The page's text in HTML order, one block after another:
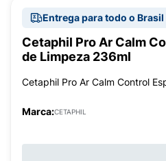
Entrega para todo o Brasil
Cetaphil Pro Ar Calm
de Limpeza 236ml
Cetaphil Pro Ar Calm Control
Marca:CETAPHIL